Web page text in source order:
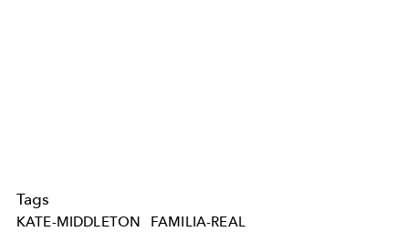
Tags
KATE-MIDDLETON FAMILIA-REAL